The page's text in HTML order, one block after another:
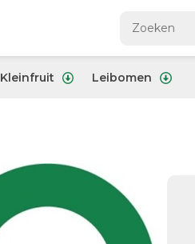
Kleinfruit Leibomen